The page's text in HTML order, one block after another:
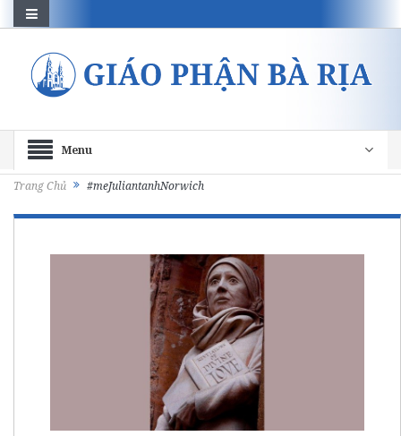
Menu
Trang Chủ #meJuliantanhNorwich